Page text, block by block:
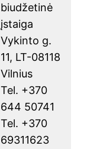
biudžetinė
įstaiga
Vykinto g.
11, LT-08118
Vilnius
Tel. +370
644 50741
Tel. +370
69311623